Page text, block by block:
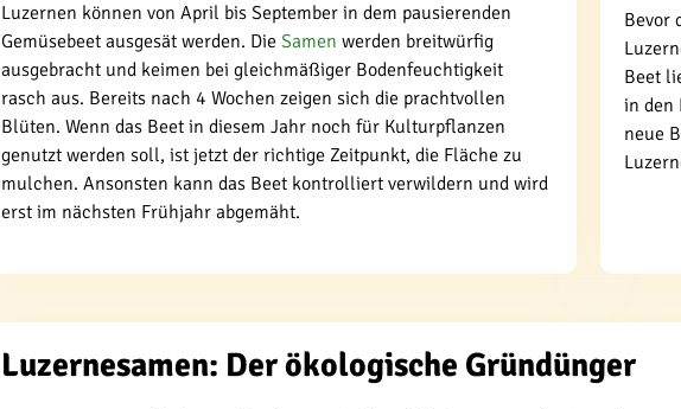
Luzernen können von April bis September in dem pausierenden
Gemüsebeet ausgesät werden. Die Samen werden breitwürfig
ausgebracht und keimen bei gleichmäßiger Bodenfeuchtigkeit
rasch aus. Bereits nach 4 Wochen zeigen sich die prachtvollen
Blüten. Wenn das Beet in diesem Jahr noch für Kulturpflanzen
genutzt werden soll, ist jetzt der richtige Zeitpunkt, die Fläche zu
mulchen. Ansonsten kann das Beet kontrolliert verwildern und wird
erst im nächsten Frühjahr abgemäht.
Bevor
Beet
in den
neue
Luzernesamen: Der ökologische Gründünger